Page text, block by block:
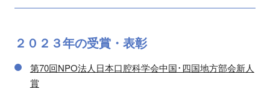
２０２３年の受賞・表彰
第70回NPO法人日本口腔科学会中国･四国地方部会新人
賞